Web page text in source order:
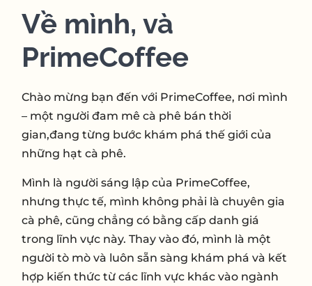
Về mình, và
PrimeCoffee
Chào mừng bạn đến với PrimeCoffee, nơi mình
– một người đam mê cà phê bán thời
gian,đang từng bước khám phá thế giới của
những hạt cà phê.
Mình là người sáng lập của PrimeCoffee,
nhưng thực tế, mình không phải là chuyên gia
cà phê, cũng chẳng có bằng cấp danh giá
trong lĩnh vực này. Thay vào đó, mình là một
người tò mò và luôn sẵn sàng khám phá và kết
hợp kiến thức từ các lĩnh vực khác vào ngành